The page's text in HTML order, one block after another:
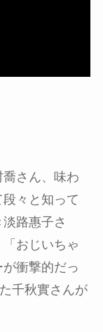
さん、味わ
々と知って
路惠子さ
おじいちゃ
衝撃的だっ
千秋實さんが